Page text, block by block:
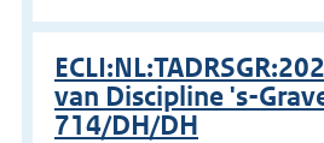
van Discipline 's-
714/DH/DH